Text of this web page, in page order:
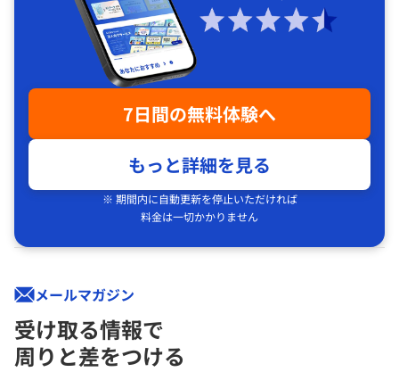
7日間の無料体験へ
もっと詳細を見る
※ 期間内に自動更新を停止いただければ
料金は一切かかりません
メールマガジン
受け取る情報で
周りと差をつける